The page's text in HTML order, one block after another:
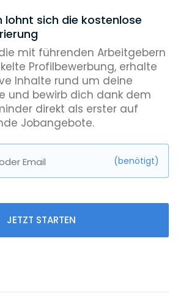
lohnt sich die kostenlose
mit führenden Arbeitgebern
Profilbewerbung, erhalte
Inhalte rund um deine
und bewirb dich dank dem
direkt als erster auf
Jobangebote.
Email (benötigt)
JETZT STARTEN